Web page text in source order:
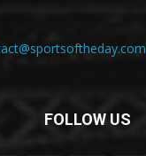
FOLLOW US